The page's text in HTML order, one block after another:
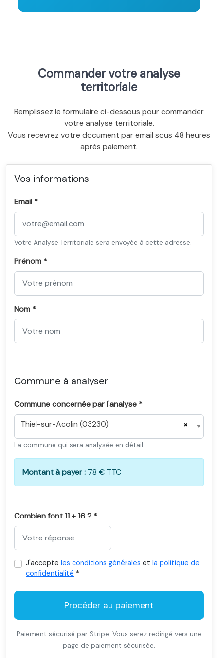
Commander votre analyse
territoriale
Remplissez le formulaire ci-dessous pour commander
votre analyse territoriale.
Vous recevrez votre document par email sous 48 heures
après paiement.
Vos informations
Email *
Votre Analyse Territoriale sera envoyée à cette adresse.
Prénom *
Nom *
Commune à analyser
Commune concernée par l'analyse *
×
Thiel-sur-Acolin (03230)
La commune qui sera analysée en détail.
Montant à payer : 78 € TTC
Combien font 11 + 16 ? *
J'accepte les conditions générales et la politique de
confidentialité *
Procéder au paiement
Paiement sécurisé par Stripe. Vous serez redirigé vers une
page de paiement sécurisée.